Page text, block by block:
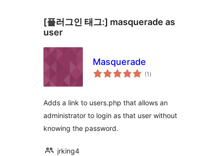
[플러그인 태그:] masquerade as
user
Masquerade
(1 전
체)
Adds a link to users.php that allows an
administrator to login as that user without
knowing the password.
jrking4